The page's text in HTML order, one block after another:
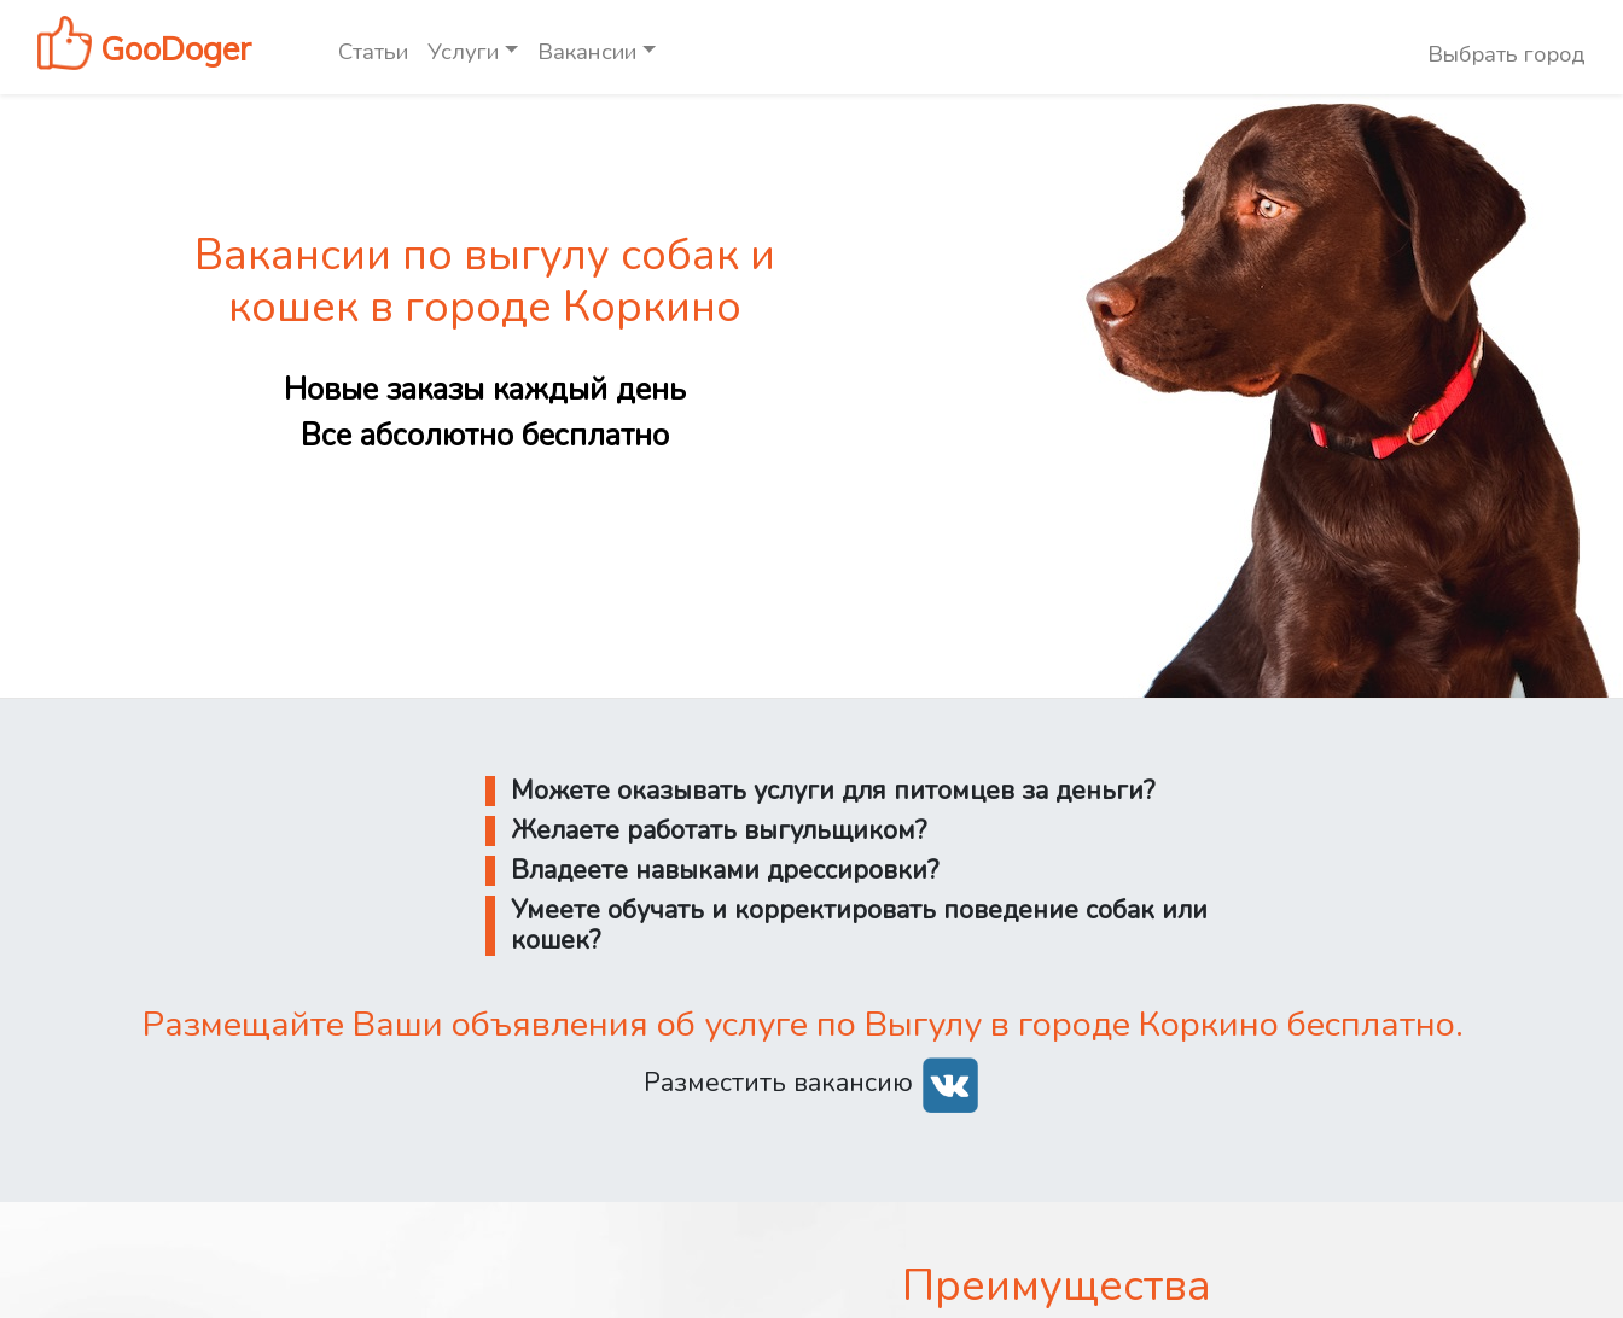
GooDoger Статьи Услуги Вакансии Выбрать город
Вакансии по выгулу собак и
кошек в городе Коркино
Новые заказы каждый день
Все абсолютно бесплатно
Можете оказывать услуги для питомцев за деньги?
Желаете работать выгульщиком?
Владеете навыками дрессировки?
Умеете обучать и корректировать поведение собак или
кошек?
Размещайте Ваши объявления об услуге по Выгулу в городе Коркино бесплатно.
Разместить вакансию
Преимущества